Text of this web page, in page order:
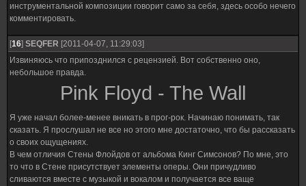
инструментальной композиции говорит само за себя, здесь особо нечего
комментировать.
[16] SEQFER [2011-04-07, 11:29:03]
Извиняюсь что припозднился с рецензией. Вот собственно оно,
небольшое правда.
Pink Floyd - The Wall
Я уже начал более-менее вникать в прог-рок. Начинаю понимать, так
сказать. Я прослушал не все но этого мне достаточно, что бы рассказать
о своих ощущениях.
В чем отличия Стены Флойдов от альбома Кинг Симсонов? По мне, это
то что в Стене присутствует элементы оперы. Они причудливо
сливаются вместе с музыкой и вокалом и получается все ваще